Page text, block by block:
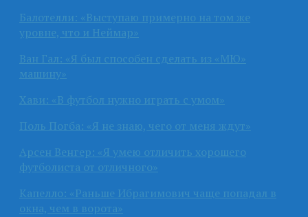
Балотелли: «Выступаю примерно на том же
уровне, что и Неймар»
Ван Гал: «Я был способен сделать из «МЮ»
машину»
Хави: «В футбол нужно играть с умом»
Поль Погба: «Я не знаю, чего от меня ждут»
Арсен Венгер: «Я умею отличить хорошего
футболиста от отличного»
Капелло: «Раньше Ибрагимович чаще попадал в
окна, чем в ворота»